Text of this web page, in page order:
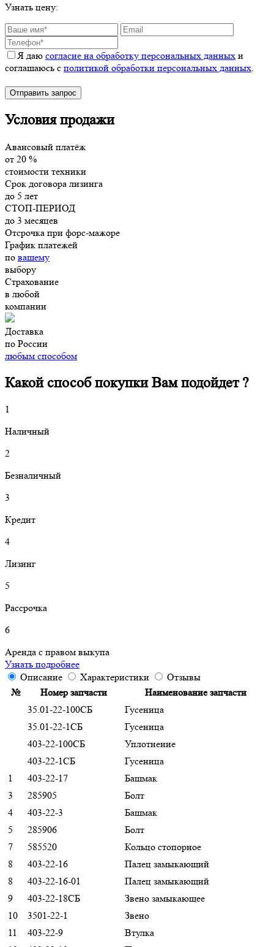
Узнать цену:
Я даю согласие на обработку персональных данных и
соглашаюсь с политикой обработки персональных данных.
Условия продажи
Авансовый платёж
от 20 %
стоимости техники
Срок договора лизинга
до 5 лет
СТОП-ПЕРИОД
до 3 месяцев
Отсрочка при форс-мажоре
График платежей
по вашему
выбору
Страхование
в любой
компании
Доставка
по России
любым способом
Какой способ покупки Вам подойдет ?
1
Наличный
2
Безналичный
3
Кредит
4
Лизинг
5
Рассрочка
6
Аренда с правом выкупа
Узнать подробнее
Описание
Характеристики
Отзывы
№
Номер запчасти
Наименование запчасти
35.01-22-100СБ
Гусеница
35.01-22-1СБ
Гусеница
403-22-100СБ
Уплотнение
403-22-1СБ
Гусеница
1
403-22-17
Башмак
3
285905
Болт
4
403-22-3
Башмак
5
285906
Болт
7
585520
Кольцо стопорное
8
403-22-16
Палец замыкающий
8
403-22-16-01
Палец замыкающий
9
403-22-18СБ
Звено замыкающее
10
3501-22-1
Звено
11
403-22-9
Втулка